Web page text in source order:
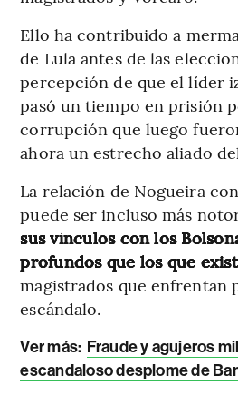
Ello ha contribuido a
de Lula antes de las
percepción de que el líder
pasó un tiempo en prisión
corrupción que luego
ahora un estrecho aliado
La relación de Nogueira
puede ser incluso más
sus vínculos con los
profundos que los que
magistrados que enfrentan
escándalo.
Ver más: Fraude y agujeros
escandaloso desplome de